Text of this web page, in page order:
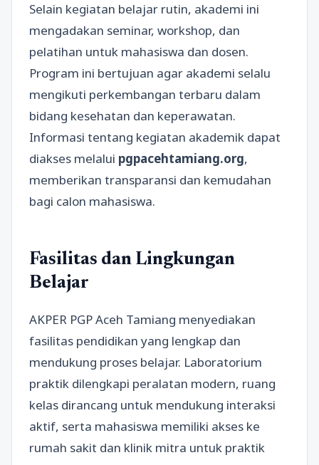
Selain kegiatan belajar rutin, akademi ini
mengadakan seminar, workshop, dan
pelatihan untuk mahasiswa dan dosen.
Program ini bertujuan agar akademi selalu
mengikuti perkembangan terbaru dalam
bidang kesehatan dan keperawatan.
Informasi tentang kegiatan akademik dapat
diakses melalui pgpacehtamiang.org,
memberikan transparansi dan kemudahan
bagi calon mahasiswa.
Fasilitas dan Lingkungan
Belajar
AKPER PGP Aceh Tamiang menyediakan
fasilitas pendidikan yang lengkap dan
mendukung proses belajar. Laboratorium
praktik dilengkapi peralatan modern, ruang
kelas dirancang untuk mendukung interaksi
aktif, serta mahasiswa memiliki akses ke
rumah sakit dan klinik mitra untuk praktik